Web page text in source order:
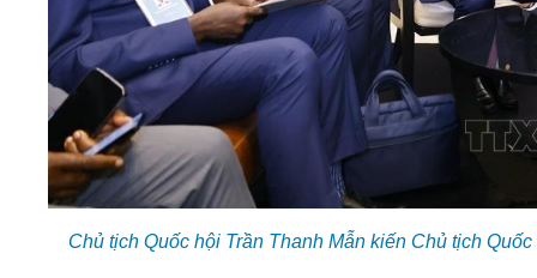
Chủ tịch Quốc hội Trần Thanh Mẫn kiến Chủ tịch